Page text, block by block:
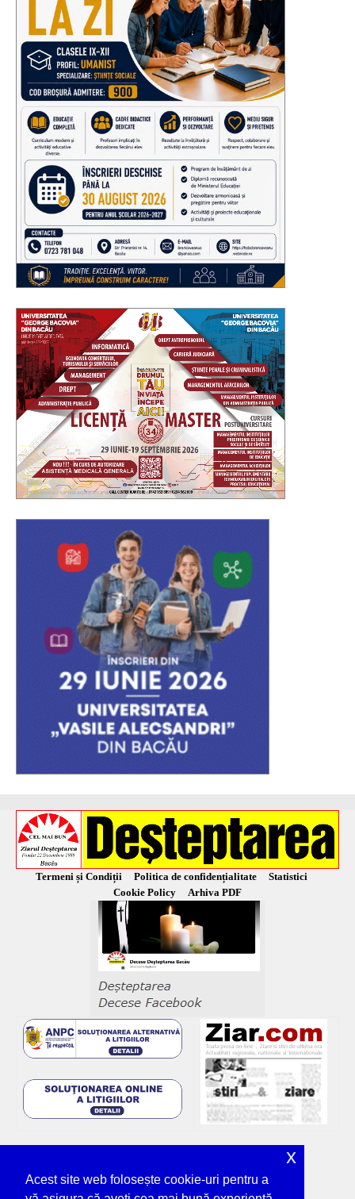
Termeni și Condiții Politica de confidențialitate
Statistici
Cookie Policy
Arhiva PDF
Acest site web folosește cookie-uri pentru a
x